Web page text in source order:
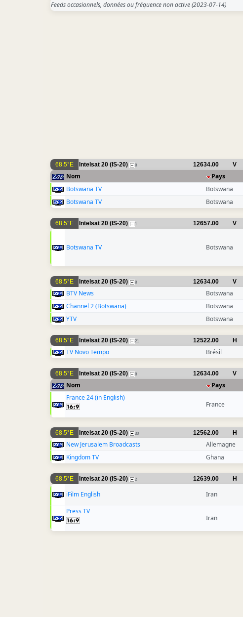
Feeds occasionnels, données ou fréquence non active(2023-07-14)
68.5°E Intelsat 20 (IS-20) 8 12634.00 V
Nom Pays
Botswana TV
Botswana
Botswana TV
Botswana
68.5°E Intelsat 20 (IS-20) 1 12657.00 V
Botswana TV Botswana
68.5°E Intelsat 20 (IS-20) 8 12634.00 V
BTV News Botswana
Channel 2 (Botswana)
Botswana
YTV
Botswana
68.5°E Intelsat 20 (IS-20) 21 12522.00 H
TV Novo Tempo Brésil
68.5°E Intelsat 20 (IS-20) 8 12634.00 V
Nom Pays
France 24 (in English)
France
68.5°E Intelsat 20 (IS-20) 30 12562.00 H
New Jerusalem Broadcasts Allemagne
Kingdom TV
Ghana
68.5°E Intelsat 20 (IS-20) 2 12639.00 H
iFilm English Iran
Press TV
Iran